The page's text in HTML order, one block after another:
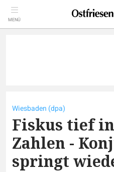
MENÜ
Wiesbaden (dpa)
Fiskus tief
Zahlen -
springt